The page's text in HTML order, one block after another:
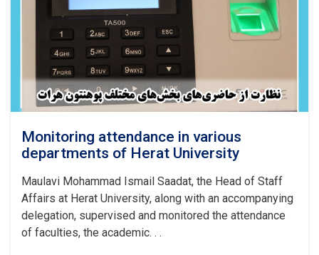
of
Islamic
Sharia
and
International
Documents
Monitoring attendance in various
departments of Herat University
Maulavi Mohammad Ismail Saadat, the Head of Staff
Affairs at Herat University, along with an accompanying
delegation, supervised and monitored the attendance
of faculties, the academic. . .